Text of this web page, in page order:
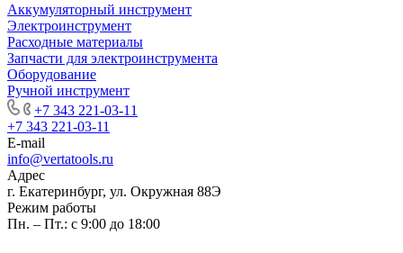
Аккумуляторный инструмент
Электроинструмент
Расходные материалы
Запчасти для электроинструмента
Оборудование
Ручной инструмент
+7 343 221-03-11
+7 343 221-03-11
E-mail
info@vertatools.ru
Адрес
г. Екатеринбург, ул. Окружная 88Э
Режим работы
Пн. – Пт.: с 9:00 до 18:00